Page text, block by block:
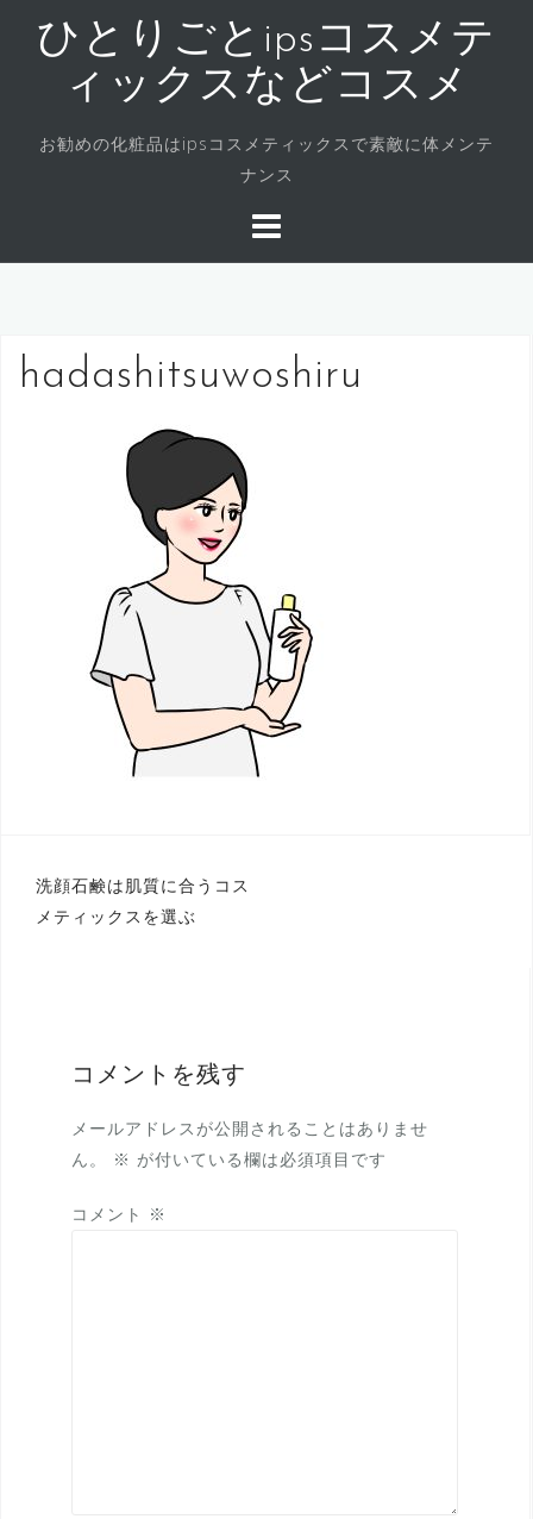
ッ
ひとりごとipsコスメテ
ィックスなどコスメ
お勧めの化粧品はipsコスメティックスで素敵に体メンテ
ナンス
hadashitsuwoshiru
投
稿
洗顔石鹸は肌質に合うコス
メティックスを選ぶ
コメントを残す
メールアドレスが公開されることはありませ
ん。
※ が付いている欄は必須項目です
コメント ※